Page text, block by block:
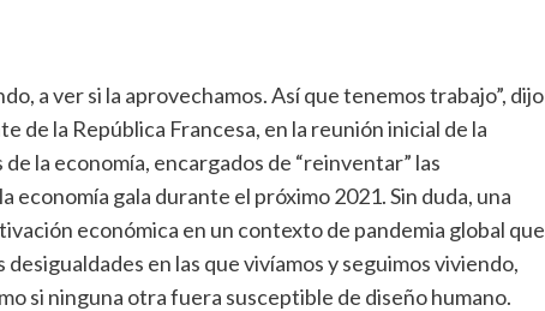
a ver si la aprovechamos. Así que tenemos trabajo”, dijo
de la República Francesa, en la reunión inicial de la
la economía, encargados de “reinventar” las
economía gala durante el próximo 2021. Sin duda, una
económica en un contexto de pandemia global que
en las que vivíamos y seguimos viviendo,
si ninguna otra fuera susceptible de diseño humano.